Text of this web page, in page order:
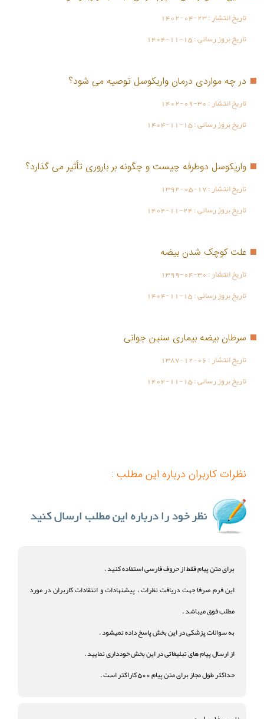
تاریخ انتشار :1402-04-23
تاریخ بروز رسانی :1404-11-15
در چه مواردی درمان واریکوسل توصیه می شود؟
تاریخ انتشار :1402-09-30
تاریخ بروز رسانی :1404-11-15
واریکوسل دوطرفه چیست و چگونه بر باروری تأثیر می گذارد؟
تاریخ انتشار :1392-05-17
تاریخ بروز رسانی :1404-11-24
علت کوچک شدن بیضه
تاریخ انتشار :1399-04-30
تاریخ بروز رسانی :1404-11-15
سرطان بیضه بیماری سنین جوانی
تاریخ انتشار :1387-12-06
تاریخ بروز رسانی :1404-11-15
نظرات کاربران درباره این مطلب :
برای متن پیام فقط از حروف فارسی استفاده کنید .
این فرم صرفا جهت دریافت نظرات ، پیشنهادات و انتقادات کاربران در مورد
مطلب فوق میباشد .
به سوالات پزشکی در این بخش پاسخ داده نمیشود .
از ارسال پیام های تبلیغاتی در این بخش خودداری نمایید .
حداکثر طول مجاز برای متن پیام 500 کاراکتر است .